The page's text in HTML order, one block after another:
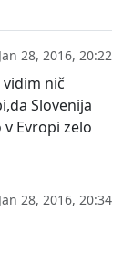
Jan 28, 2016, 20:22
nič
Slovenija
Evropi zelo
Jan 28, 2016, 20:34